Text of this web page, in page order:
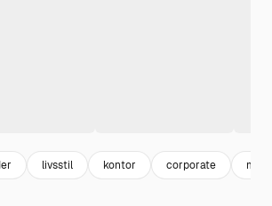
livsstil kontor corporate